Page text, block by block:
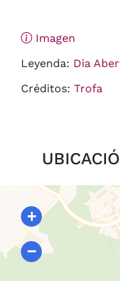
Imagen
Leyenda: Dia
Créditos: Trofa
+
−